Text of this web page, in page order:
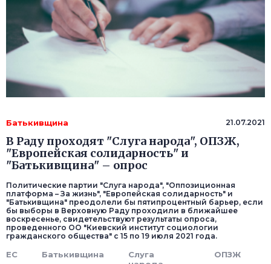
Батькивщина 21.07.2021
В Раду проходят "Слуга народа", ОПЗЖ,
"Европейская солидарность" и
"Батькивщина" – опрос
Политические партии "Слуга народа", "Оппозиционная
платформа – За жизнь", "Европейская солидарность" и
"Батькивщина" преодолели бы пятипроцентный барьер, если
бы выборы в Верховную Раду проходили в ближайшее
воскресенье, свидетельствуют результаты опроса,
проведенного ОО "Киевский институт социологии
гражданского общества" с 15 по 19 июля 2021 года.
ЕС Батькивщина
Слуга
ОПЗЖ